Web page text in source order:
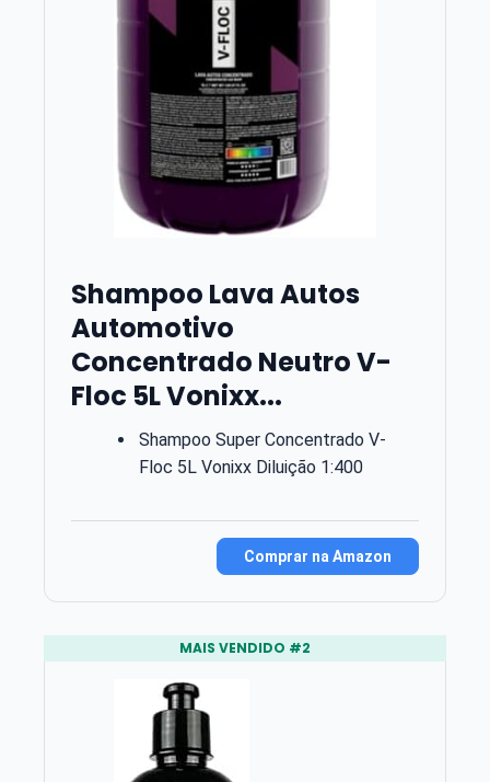
Shampoo Lava Autos
Automotivo
Concentrado Neutro V-
Floc 5L Vonixx...
Shampoo Super Concentrado V-
Floc 5L Vonixx Diluição 1:400
Comprar na Amazon
MAIS VENDIDO #2